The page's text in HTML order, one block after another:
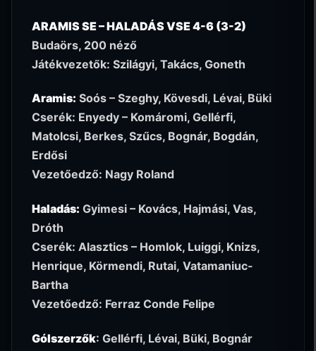
ARAMIS SE – HALADÁS VSE 4-6 (3-2)
Budaörs, 200 néző
Játékvezetők: Szilágyi, Takács, Goneth
Aramis: Soós – Szeghy, Kövesdi, Lévai, Büki
Cserék: Enyedy – Komáromi, Gellérfi,
Matolcsi, Berkes, Szűcs, Bognár, Bogdán,
Erdősi
Vezetőedző: Nagy Roland
Haladás: Gyimesi – Kovács, Hajmási, Vas,
Dróth
Cserék: Alasztics – Homlok, Luiggi, Knizs,
Henrique, Körmendi, Rutai, Vatamaniuc-
Bartha
Vezetőedző: Ferraz Conde Felipe
Gólszerzők: Gellérfi, Lévai, Büki, Bognár